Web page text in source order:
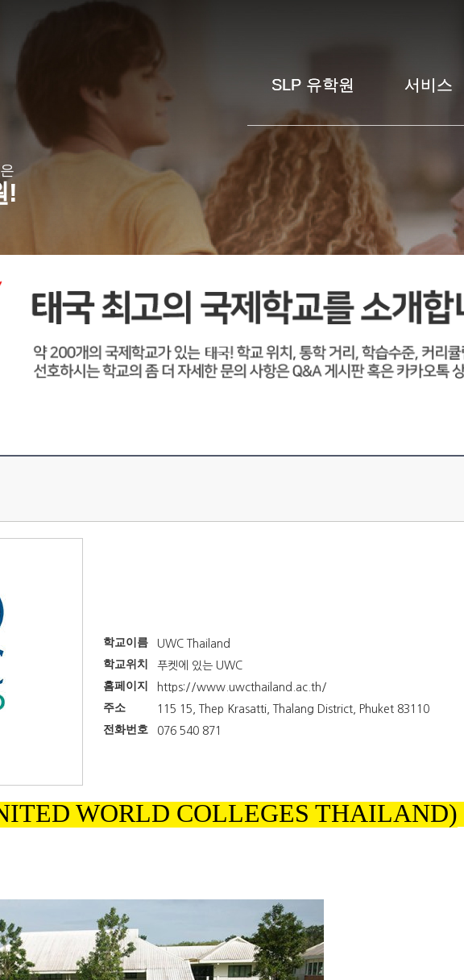
SLP 유학원 서비스
SLP 유학원 서비스
!
학교이름 UWC Thailand
학교위치 푸켓에 있는 UWC
홈페이지 https://www.uwcthailand.ac.th/
주소 115 15, Thep Krasatti, Thalang District, Phuket 83110
전화번호 076 540 871
WORLD COLLEGES THAILAND)